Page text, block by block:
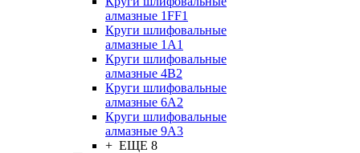
алмазные 1FF1
Круги шлифовальные
алмазные 1А1
Круги шлифовальные
алмазные 4В2
Круги шлифовальные
алмазные 6A2
Круги шлифовальные
алмазные 9А3
+ ЕЩЕ 8